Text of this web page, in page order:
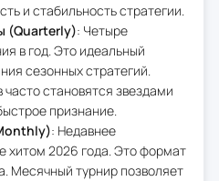
и стабильность стратегии.
(Quarterly): Четыре
в год. Это идеальный
сезонных стратегий.
становятся звездами
признание.
: Недавнее
хитом 2026 года. Это формат
Месячный турнир позволяет